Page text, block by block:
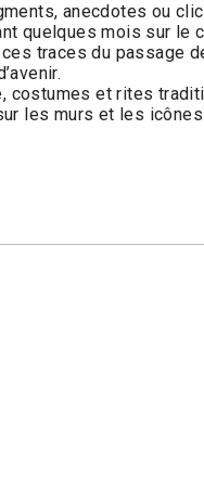
anecdotes ou
quelques mois sur le
traces du passage
costumes et rites
les murs et les